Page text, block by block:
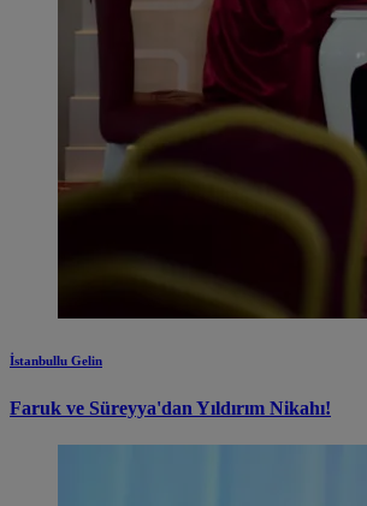
İstanbullu Gelin
Faruk ve Süreyya'dan Yıldırım Nikahı!